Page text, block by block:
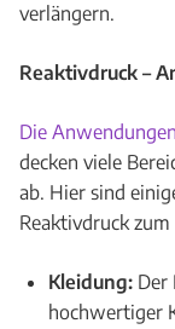
verlängern.
Reaktivdruck –
Die
decken viele
ab. Hier sind
Reaktivdruck
Kleidung: Der
hochwertiger